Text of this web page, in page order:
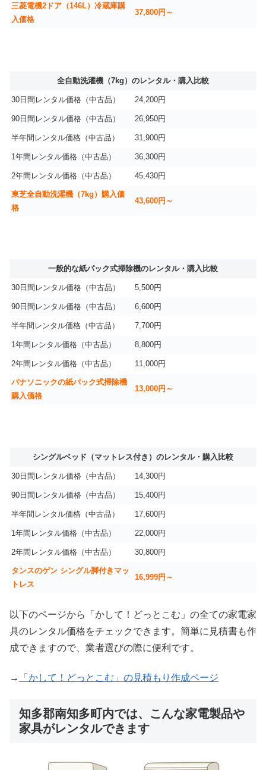
三菱電機2ドア（146L）冷蔵庫購
入価格
37,800円～
全自動洗濯機（7kg）のレンタル・購入比較
30日間レンタル価格（中古品） 24,200円
90日間レンタル価格（中古品） 26,950円
半年間レンタル価格（中古品） 31,900円
1年間レンタル価格（中古品） 36,300円
2年間レンタル価格（中古品） 45,430円
東芝全自動洗濯機（7kg）購入価
格
43,600円～
一般的な紙パック式掃除機のレンタル・購入比較
30日間レンタル価格（中古品） 5,500円
90日間レンタル価格（中古品） 6,600円
半年間レンタル価格（中古品） 7,700円
1年間レンタル価格（中古品） 8,800円
2年間レンタル価格（中古品） 11,000円
パナソニックの紙パック式掃除機
購入価格
13,000円～
シングルベッド（マットレス付き）のレンタル・購入比較
30日間レンタル価格（中古品） 14,300円
90日間レンタル価格（中古品） 15,400円
半年間レンタル価格（中古品） 17,600円
1年間レンタル価格（中古品） 22,000円
2年間レンタル価格（中古品） 30,800円
タンスのゲン シングル脚付きマッ
トレス
16,999円～
以下のページから「かして！どっとこむ」の全ての家電家
具のレンタル価格をチェックできます。簡単に見積書も作
成できますので、業者選びの際に便利です。
→ 「かして！どっとこむ」の見積もり作成ページ
知多郡南知多町内では、こんな家電製品や
家具がレンタルできます